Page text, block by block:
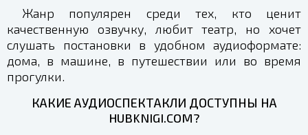
Жанр популярен среди тех, кто ценит
качественную озвучку, любит театр, но хочет
слушать постановки в удобном аудиоформате:
дома, в машине, в путешествии или во время
прогулки.
КАКИЕ АУДИОСПЕКТАКЛИ ДОСТУПНЫ НА
HUBKNIGI.COM?